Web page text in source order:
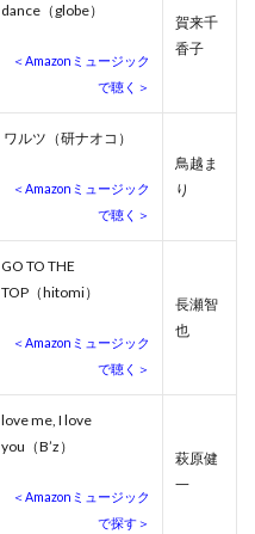
dance（globe）
＜Amazonミュージック
で聴く＞
賀来千
香子
ワルツ（研ナオコ）
＜Amazonミュージック
で聴く＞
鳥越ま
り
GO TO THE
TOP（hitomi）
＜Amazonミュージック
で聴く＞
長瀬智
也
love me, I love
you（B’z）
＜Amazonミュージック
で探す＞
萩原健
一